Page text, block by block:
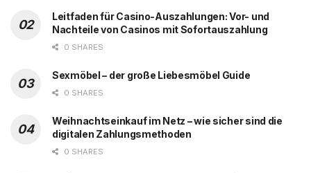
Leitfaden für Casino-Auszahlungen: Vor- und
Nachteile von Casinos mit Sofortauszahlung
0 SHARES
Sexmöbel – der große Liebesmöbel Guide
0 SHARES
Weihnachtseinkauf im Netz – wie sicher sind die
digitalen Zahlungsmethoden
0 SHARES